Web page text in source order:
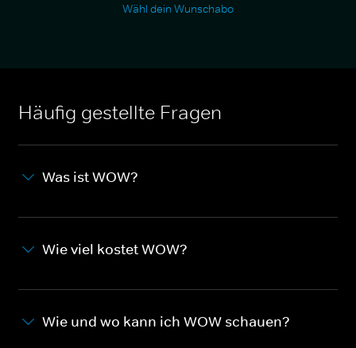
Wähl dein Wunschabo
Häufig gestellte Fragen
Was ist WOW?
Wie viel kostet WOW?
Wie und wo kann ich WOW schauen?